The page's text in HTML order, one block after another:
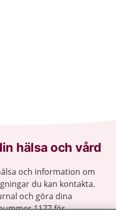
hälsa och vård
och information om
du kan kontakta.
och göra dina
1177 för